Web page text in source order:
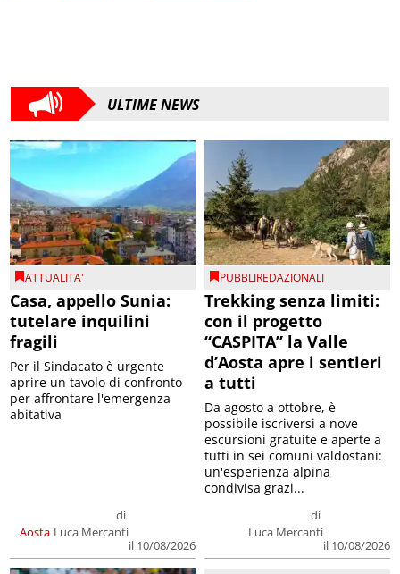
ULTIME NEWS
ATTUALITA'
Casa, appello Sunia:
tutelare inquilini
fragili
Aosta
di
Luca Mercanti
il 10/08/2026
Per il Sindacato è urgente
aprire un tavolo di confronto
per affrontare l'emergenza
abitativa
PUBBLIREDAZIONALI
Trekking senza limiti:
con il progetto
“CASPITA” la Valle
d’Aosta apre i sentieri
a tutti
di
Luca Mercanti
il 10/08/2026
Da agosto a ottobre, è
possibile iscriversi a nove
escursioni gratuite e aperte a
tutti in sei comuni valdostani:
un'esperienza alpina
condivisa grazi...